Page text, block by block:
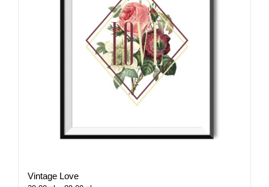
Vintage Love